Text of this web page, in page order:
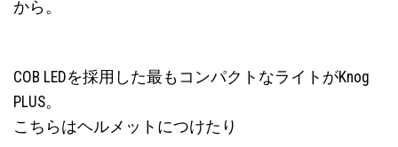
から。
COB LEDを採用した最もコンパクトなライトがKnog
PLUS。
こちらはヘルメットにつけたり